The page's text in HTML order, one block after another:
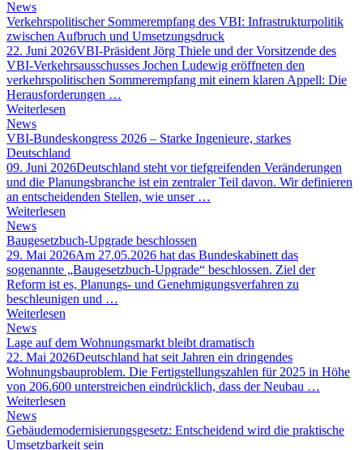
News
Verkehrspolitischer Sommerempfang des VBI: Infrastrukturpolitik
zwischen Aufbruch und Umsetzungsdruck
22. Juni 2026VBI-Präsident Jörg Thiele und der Vorsitzende des
VBI-Verkehrsausschusses Jochen Ludewig eröffneten den
verkehrspolitischen Sommerempfang mit einem klaren Appell: Die
Herausforderungen …
Weiterlesen
News
VBI-Bundeskongress 2026 – Starke Ingenieure, starkes
Deutschland
09. Juni 2026Deutschland steht vor tiefgreifenden Veränderungen
und die Planungsbranche ist ein zentraler Teil davon. Wir definieren
an entscheidenden Stellen, wie unser …
Weiterlesen
News
Baugesetzbuch-Upgrade beschlossen
29. Mai 2026Am 27.05.2026 hat das Bundeskabinett das
sogenannte „Baugesetzbuch-Upgrade“ beschlossen. Ziel der
Reform ist es, Planungs- und Genehmigungsverfahren zu
beschleunigen und …
Weiterlesen
News
Lage auf dem Wohnungsmarkt bleibt dramatisch
22. Mai 2026Deutschland hat seit Jahren ein dringendes
Wohnungsbauproblem. Die Fertigstellungszahlen für 2025 in Höhe
von 206.600 unterstreichen eindrücklich, dass der Neubau …
Weiterlesen
News
Gebäudemodernisierungsgesetz: Entscheidend wird die praktische
Umsetzbarkeit sein